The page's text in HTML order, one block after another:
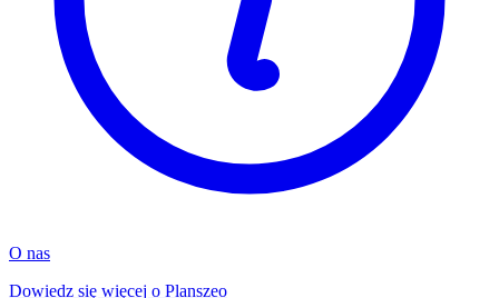
O nas
Dowiedz się więcej o Planszeo